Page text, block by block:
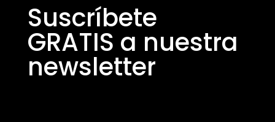
Suscríbete
GRATIS a nuestra
newsletter